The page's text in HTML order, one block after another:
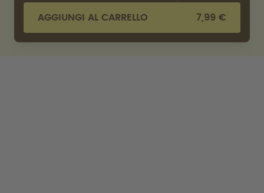
AGGIUNGI AL CARRELLO 7,99 €